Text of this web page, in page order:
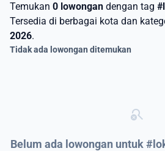
Temukan 0 lowongan dengan tag
Tersedia di berbagai kota dan
2026.
Tidak ada lowongan ditemukan
search_off
Belum ada lowongan untuk